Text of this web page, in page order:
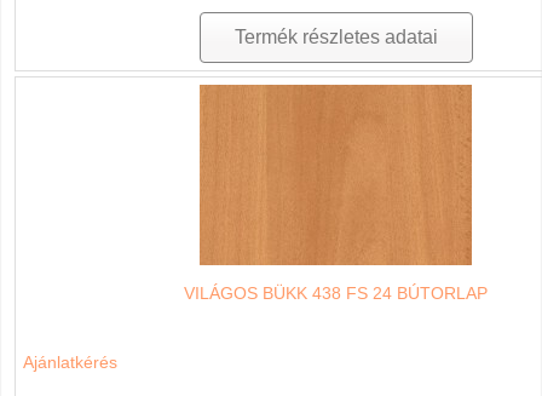
Termék részletes adatai
VILÁGOS BÜKK 438 FS 24 BÚTORLAP
Ajánlatkérés